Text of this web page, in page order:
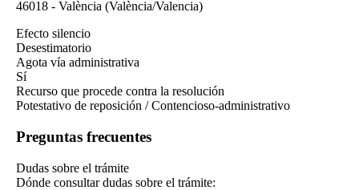
46018 - València (València/Valencia)
Efecto silencio
Desestimatorio
Agota vía administrativa
Sí
Recurso que procede contra la resolución
Potestativo de reposición / Contencioso-administrativo
Preguntas frecuentes
Dudas sobre el trámite
Dónde consultar dudas sobre el trámite: